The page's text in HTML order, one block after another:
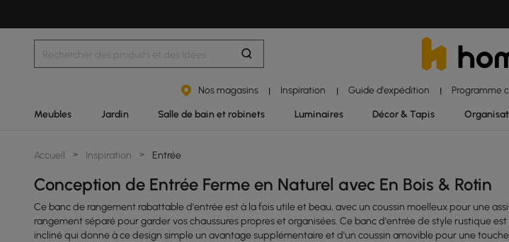
Nos magasins | Inspiration | Guide d'expédition | Programme
Meubles Jardin Salle de bain et robinets Luminaires Décor & Tapis
Accueil > Inspiration > Entrée
Conception de Entrée Ferme en Naturel avec En Bois & Rotin
Ce banc de rangement rabattable d'entrée est à la fois utile et beau, avec un coussin moelleux pour une
rangement séparé pour garder vos chaussures propres et organisées. Ce banc d'entrée de style rustique
incliné qui donne à ce design simple un avantage supplémentaire et d'un coussin amovible pour une